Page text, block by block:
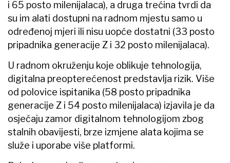
i 65 posto milenijalaca), a druga trećina tvrdi da
su im alati dostupni na radnom mjestu samo u
određenoj mjeri ili nisu uopće dostatni (33 posto
pripadnika generacije Z i 32 posto milenijalaca).
U radnom okruženju koje oblikuje tehnologija,
digitalna preopterećenost predstavlja rizik. Više
od polovice ispitanika (58 posto pripadnika
generacije Z i 54 posto milenijalaca) izjavila je da
osjećaju zamor digitalnom tehnologijom zbog
stalnih obavijesti, brze izmjene alata kojima se
služe i uporabe više platformi.